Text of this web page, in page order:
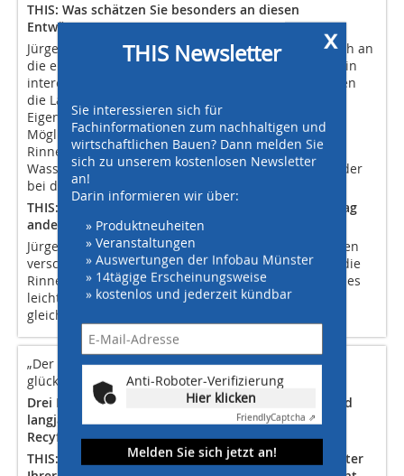
THIS: Was schätzen Sie besonders an diesen
Entwässerungssystemen?
Jürgen Mandel: Die Recyfix-Rinnen sind leicht, einfach an
die erforderlichen Längen anzupassen, und bieten ein
interessantes Preis-Leistungs-Verhältnis. Wir schätzen
die Langlebigkeit des Systems und die optischen
Eigenschaften. Auch die nahezu unbegrenzten
Möglichkeiten, mit nur wenigen Handgriffen im
Rinnenkörper Anschlussmöglichkeiten zur
Wasserableitung zu schaffen, helfen uns immer wieder
bei der Umsetzung von Kunden-Anforderungen.
THIS: Haben Recyfix Produkte für Ihren Arbeits-Alltag
andere Möglichkeiten geschaffen?
Jürgen Mandel: Es lassen sich leicht Gehrungen in den
verschiedensten Winkeln herstellen. Dadurch, dass die
Rinnen im Vergleich zu den Betonrinnen ein Vielfaches
leichter sind, ist ein rückenschonendes Arbeiten bei
gleichzeitiger Erhöhung der Produktivität möglich.
„Der Baustoffhandel war überaus
glücklich über diese neue Rinne...“
Drei Fragen an Fabian Reuter, Senior Consultant und
langjähriger Geschäftsführer von Hauraton, zum
Recyfix-System
THIS: Herr Reuter, die erste Recyfix Rinne wurde unter
x
THIS Newsletter
Sie interessieren sich für
Fachinformationen zum nachhaltigen und
wirtschaftlichen Bauen? Dann melden Sie
sich zu unserem kostenlosen Newsletter
an!
Darin informieren wir über:
» Produktneuheiten
» Veranstaltungen
» Auswertungen der Infobau Münster
» 14tägige Erscheinungsweise
» kostenlos und jederzeit kündbar
Anti-Roboter-Verifizierung
Hier klicken
FriendlyCaptcha ⇗
Melden Sie sich jetzt an!